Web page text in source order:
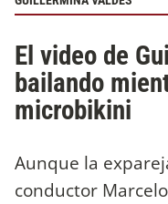
El video de
bailando
microbikini
Aunque la
conductor